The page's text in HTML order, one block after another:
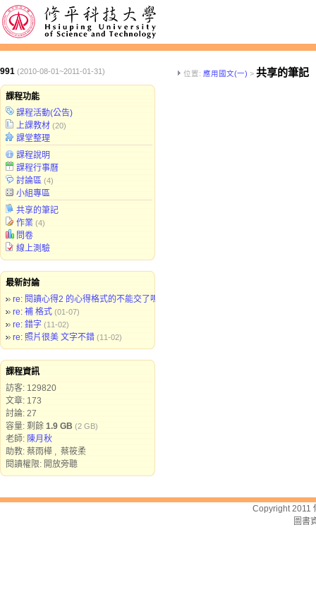
991 (2010-08-01~2011-01-31)
課程功能
課程活動(公告)
上課教材 (20)
課堂整理
課程說明
課程行事曆
討論區 (4)
小組專區
共享的筆記
作業 (4)
問卷
線上測驗
最新討論
re: 閱讀心得2 的心得格式的不能交了嗎?
re: 補 格式 (01-07)
re: 錯字 (11-02)
re: 照片很美 文字不錯 (11-02)
課程資訊
訪客: 129820
文章: 173
討論: 27
容量: 剩餘 1.9 GB (2 GB)
老師: 陳月秋
助教: 蔡雨樺 , 蔡筱柔
閱讀權限: 開放旁聽
位置: 應用國文(一) > 共享的筆記
Copyright 2011
圖書